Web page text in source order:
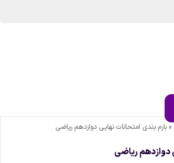
بارم بندی امتحانات نهایی دوازدهم ریاضی
دوازدهم ریاضی